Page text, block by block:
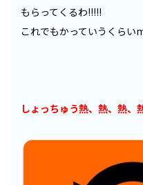
もらってくるわ!!!!!
これでもかっていうくらい
しょっちゅう熱、熱、熱、